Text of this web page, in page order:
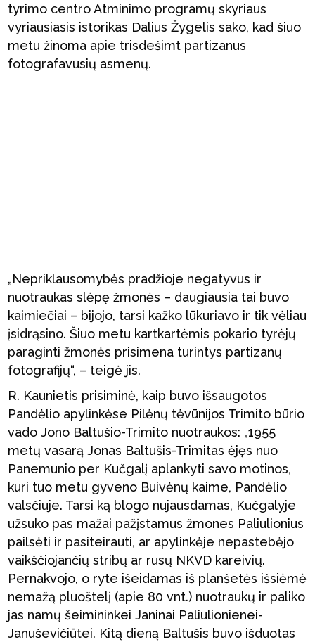
tyrimo centro Atminimo programų skyriaus
vyriausiasis istorikas Dalius Žygelis sako, kad šiuo
metu žinoma apie trisdešimt partizanus
fotografavusių asmenų.
„Nepriklausomybės pradžioje negatyvus ir
nuotraukas slėpę žmonės – daugiausia tai buvo
kaimiečiai – bijojo, tarsi kažko lūkuriavo ir tik vėliau
įsidrąsino. Šiuo metu kartkartėmis pokario tyrėjų
paraginti žmonės prisimena turintys partizanų
fotografijų“, – teigė jis.
R. Kaunietis prisiminė, kaip buvo išsaugotos
Pandėlio apylinkėse Pilėnų tėvūnijos Trimito būrio
vado Jono Baltušio-Trimito nuotraukos: „1955
metų vasarą Jonas Baltušis-Trimitas ėjęs nuo
Panemunio per Kučgalį aplankyti savo motinos,
kuri tuo metu gyveno Buivėnų kaime, Pandėlio
valsčiuje. Tarsi ką blogo nujausdamas, Kučgalyje
užsuko pas mažai pažįstamus žmones Paliulionius
pailsėti ir pasiteirauti, ar apylinkėje nepastebėjo
vaikščiojančių stribų ar rusų NKVD kareivių.
Pernakvojo, o ryte išeidamas iš planšetės išsiėmė
nemažą pluoštelį (apie 80 vnt.) nuotraukų ir paliko
jas namų šeimininkei Janinai Paliulionienei-
Januševičiūtei. Kitą dieną Baltušis buvo išduotas